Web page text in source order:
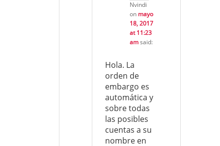
Nvindi
on mayo
18, 2017
at 11:23
amsaid:
Hola. La
orden de
embargo es
automática y
sobre todas
las posibles
cuentas a su
nombre en